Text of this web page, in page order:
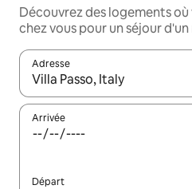
Découvrez des logements
chez vous pour un séjour d'un
Adresse
Lorsque les résultats
Arrivée
Départ